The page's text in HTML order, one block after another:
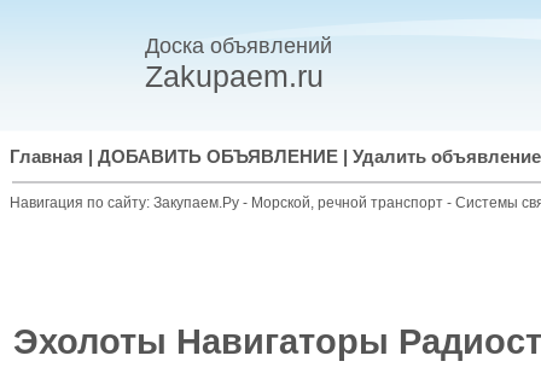
Доска объявлений
Zakupaem.ru
Главная ДОБАВИТЬ ОБЪЯВЛЕНИЕ Удалить объявление
Навигация по сайту: Закупаем.Ру - Морской, речной транспорт - Системы
Эхолоты Навигаторы